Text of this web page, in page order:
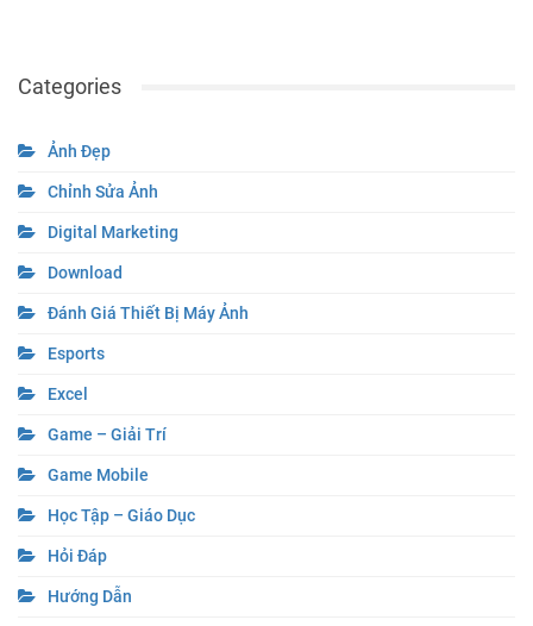
Categories
Ảnh Đẹp
Chỉnh Sửa Ảnh
Digital Marketing
Download
Đánh Giá Thiết Bị Máy Ảnh
Esports
Excel
Game – Giải Trí
Game Mobile
Học Tập – Giáo Dục
Hỏi Đáp
Hướng Dẫn